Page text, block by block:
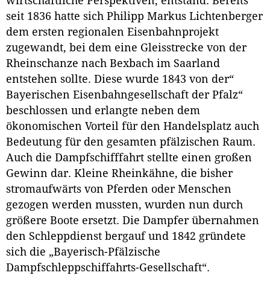
seit 1836 hatte sich Philipp Markus Lichtenberger
dem ersten regionalen Eisenbahnprojekt
zugewandt, bei dem eine Gleisstrecke von der
Rheinschanze nach Bexbach im Saarland
entstehen sollte. Diese wurde 1843 von der“
Bayerischen Eisenbahngesellschaft der Pfalz“
beschlossen und erlangte neben dem
ökonomischen Vorteil für den Handelsplatz auch
Bedeutung für den gesamten pfälzischen Raum.
Auch die Dampfschifffahrt stellte einen großen
Gewinn dar. Kleine Rheinkähne, die bisher
stromaufwärts von Pferden oder Menschen
gezogen werden mussten, wurden nun durch
größere Boote ersetzt. Die Dampfer übernahmen
den Schleppdienst bergauf und 1842 gründete
sich die „Bayerisch-Pfälzische
Dampfschleppschiffahrts-Gesellschaft“.